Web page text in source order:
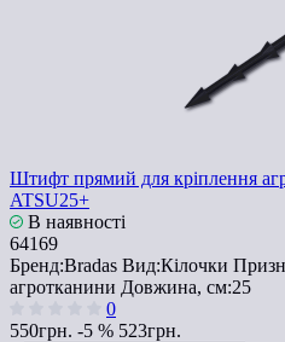
Штифт прямий для кріплення
ATSU25+
В наявності
64169
Бренд:Bradas Вид:Кілочки
агротканини Довжина, см:25
0
550грн. -5 % 523грн.